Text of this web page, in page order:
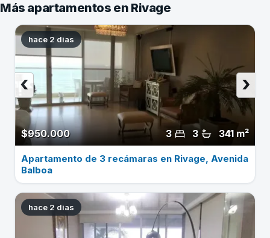
Más apartamentos en Rivage
hace 2 dias
$950.000 341 m²
3
3
›
‹
Apartamento de 3 recámaras en Rivage, Avenida
Balboa
hace 2 dias